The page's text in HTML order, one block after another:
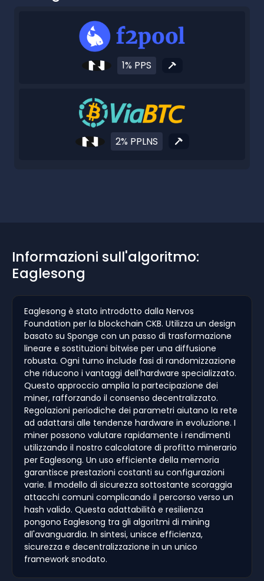
1% PPS
2% PPLNS
Informazioni sull'algoritmo:
Eaglesong
Eaglesong è stato introdotto dalla Nervos
Foundation per la blockchain CKB. Utilizza un design
basato su Sponge con un passo di trasformazione
lineare e sostituzioni bitwise per una diffusione
robusta. Ogni turno include fasi di randomizzazione
che riducono i vantaggi dell'hardware specializzato.
Questo approccio amplia la partecipazione dei
miner, rafforzando il consenso decentralizzato.
Regolazioni periodiche dei parametri aiutano la rete
ad adattarsi alle tendenze hardware in evoluzione. I
miner possono valutare rapidamente i rendimenti
utilizzando il nostro calcolatore di profitto minerario
per Eaglesong. Un uso efficiente della memoria
garantisce prestazioni costanti su configurazioni
varie. Il modello di sicurezza sottostante scoraggia
attacchi comuni complicando il percorso verso un
hash valido. Questa adattabilità e resilienza
pongono Eaglesong tra gli algoritmi di mining
all'avanguardia. In sintesi, unisce efficienza,
sicurezza e decentralizzazione in un unico
framework snodato.